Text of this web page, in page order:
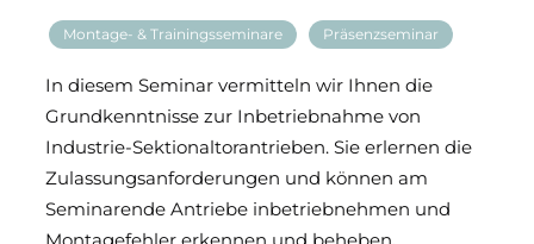
Programme
Prospektanforderung
Montage- & Trainingsseminare Präsenzseminar
In diesem Seminar vermitteln wir Ihnen die
Grundkenntnisse zur Inbetriebnahme von
Industrie-Sektionaltorantrieben. Sie erlernen die
Zulassungsanforderungen und können am
Seminarende Antriebe inbetriebnehmen und